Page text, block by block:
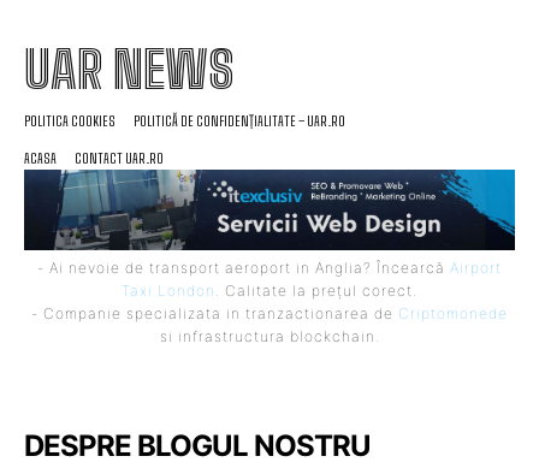
UAR NEWS
POLITICA COOKIES POLITICĂ DE CONFIDENȚIALITATE – UAR.RO
ACASA CONTACT UAR.RO
- Ai nevoie de transport aeroport in Anglia? Încearcă Airport
Taxi London . Calitate la prețul corect.
- Companie specializata in tranzactionarea de Criptomonede
si infrastructura blockchain.
DESPRE BLOGUL NOSTRU